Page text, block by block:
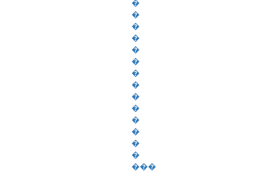
�
�
�
�
�
�
�
�
�
�
�
�
�
�
���